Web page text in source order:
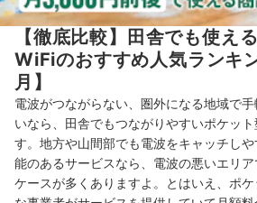
【徹底比較】田舎でも使え
WiFiのおすすめ人気ランキ
月】
電波がつながらない、圏外になる地域で
いなら、田舎でもつながりやすいポケッ
す。地方や山間部でも電波をキャッチし
能のあるサービスなら、電波の悪いエリ
ケースが多くありますよ。とはいえ、ポ